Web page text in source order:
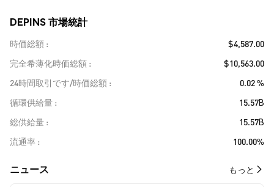
DEPINS 市場統計
時価総額
$4,587.00
完全希薄化時価総額
$10,563.00
24時間取引です/時価総額
0.02 %
循環供給量
15.57B
総供給量
15.57B
流通率
100.00%
​​ニュース​​ もっと